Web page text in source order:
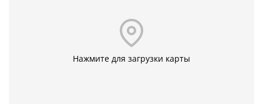
Нажмите для загрузки карты